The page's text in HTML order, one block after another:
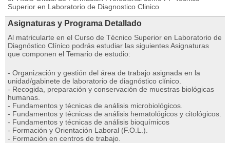
Superior en Laboratorio de Diagnostico Clinico
Asignaturas y Programa Detallado
Al matricularte en el Curso de Técnico Superior en Laboratorio de
Diagnóstico Clínico podrás estudiar las siguientes Asignaturas
que componen el Temario de estudio:
- Organización y gestión del área de trabajo asignada en la
unidad/gabinete de laboratorio de diagnóstico clínico.
- Recogida, preparación y conservación de muestras biológicas
humanas.
- Fundamentos y técnicas de análisis microbiológicos.
- Fundamentos y técnicas de análisis hematológicos y citológicos.
- Fundamentos y técnicas de análisis bioquímicos
- Formación y Orientación Laboral (F.O.L.).
- Formación en centros de trabajo.